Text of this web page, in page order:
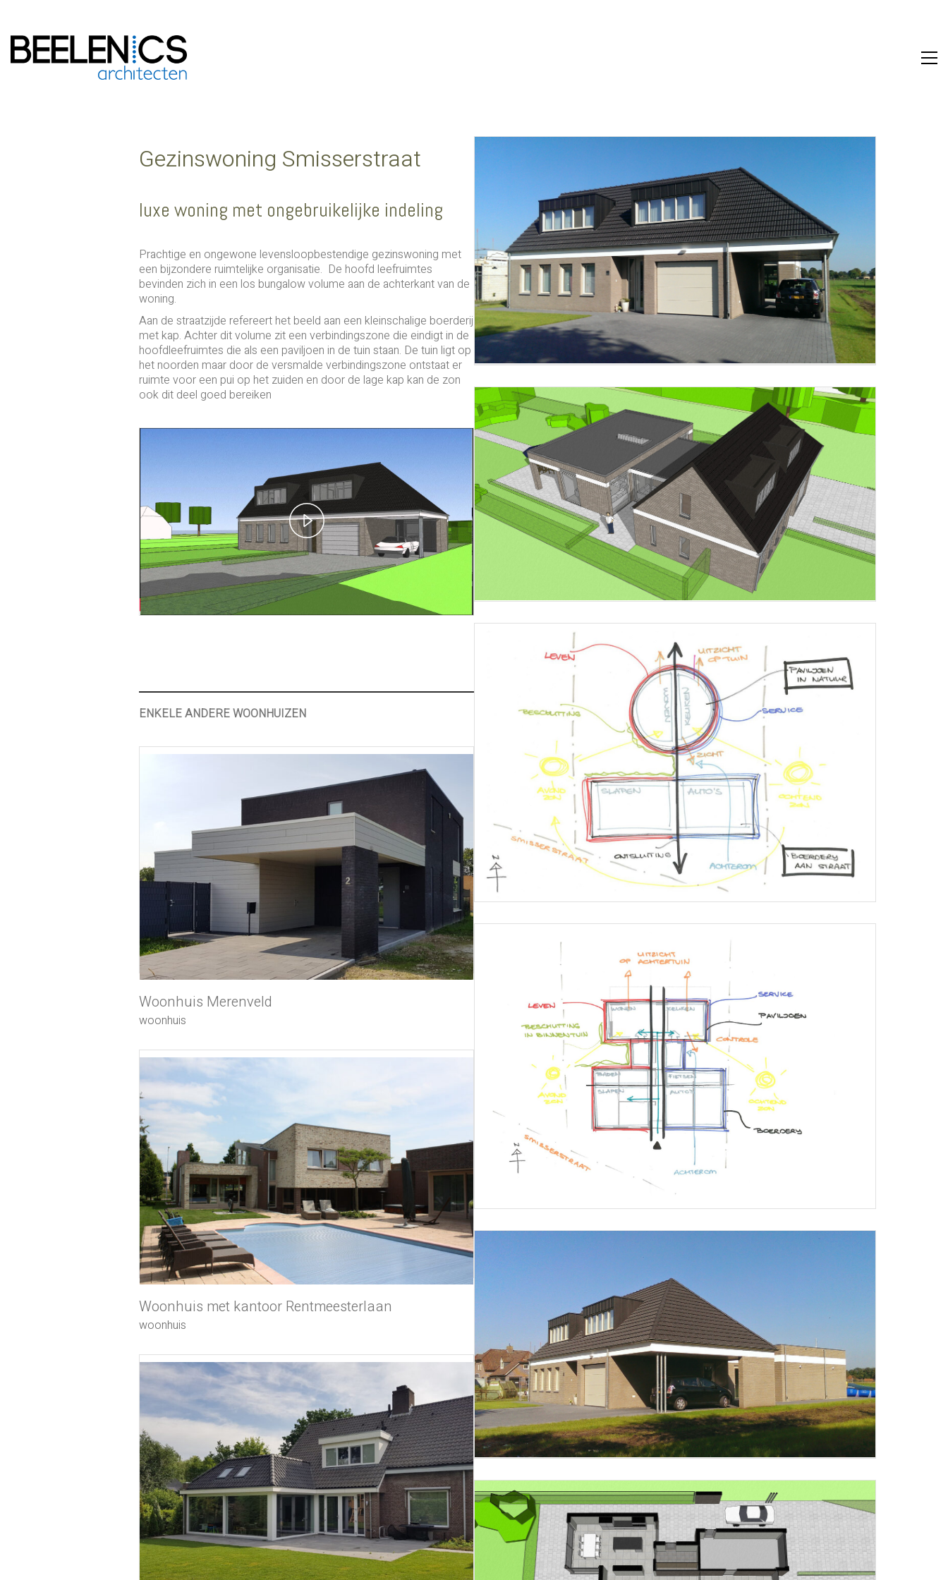
Gezinswoning Smisserstraat
luxe woning met ongebruikelijke indeling
Prachtige en ongewone levensloopbestendige gezinswoning met
een bijzondere ruimtelijke organisatie. De hoofd leefruimtes
bevinden zich in een los bungalow volume aan de achterkant van de
woning.
Aan de straatzijde refereert het beeld aan een kleinschalige boerderij
met kap. Achter dit volume zit een verbindingszone die eindigt in de
hoofdleefruimtes die als een paviljoen in de tuin staan. De tuin ligt op
het noorden maar door de versmalde verbindingszone ontstaat er
ruimte voor een pui op het zuiden en door de lage kap kan de zon
ook dit deel goed bereiken
Play
Video
ENKELE ANDERE WOONHUIZEN
Woonhuis Merenveld
woonhuis
Woonhuis met kantoor Rentmeesterlaan
woonhuis